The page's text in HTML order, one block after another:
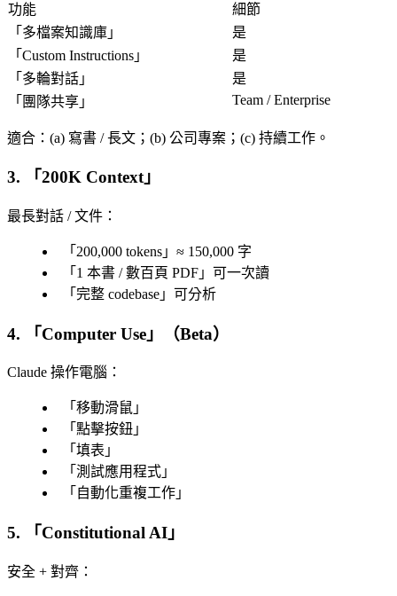
功能
細節
「 多檔案知識庫 」
是
「 Custom Instructions 」
是
「 多輪對話 」
是
「 團隊共享 」 Team / Enterprise
適合 ：(a) 寫書 / 長文；(b) 公司專案；(c) 持續工作。
3. 「200K Context」
最長對話 / 文件 ：
「 200,000 tokens 」≈ 150,000 字
「 1 本書 / 數百頁 PDF 」可一次讀
「 完整 codebase 」可分析
4. 「Computer Use 」（Beta）
Claude 操作電腦 ：
「 移動滑鼠 」
「 點擊按鈕 」
「 填表 」
「 測試應用程式 」
「 自動化重複工作 」
5. 「 Constitutional AI 」
安全 + 對齊 ：